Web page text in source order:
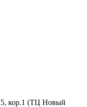
кор.1 (ТЦ Новый